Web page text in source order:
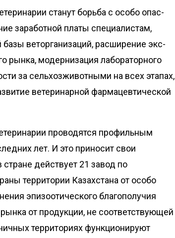
станут борьба с особо опас­
заработной платы специалистам,
веторганизаций, расширение экс­
рынка, модернизация лабораторного
за сельхозживотными на всех этапах,
ветеринарной фармацевтической
проводятся профильным
лет. И это приносит свои
действует 21 завод по
территории Казахстана от особо
эпизоотического благополучия
от продукции, не соответствующей
территориях функ­ционируют